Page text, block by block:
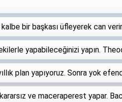
bir başkası üfleyerek can
yapabileceğinizi yapın.
plan yapıyoruz. Sonra yok
ve maceraperest yapar.